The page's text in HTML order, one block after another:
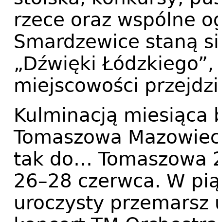
rzece oraz wspólne
Smardzewice staną
„Dźwięki
miejscowości
Kulminacją miesiąca
Tomaszowa
tak do… Tomaszowa
26–28 czerwca. W
uroczysty